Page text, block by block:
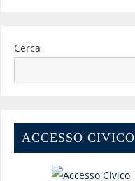
Cerca
ACCESSO CIVICO